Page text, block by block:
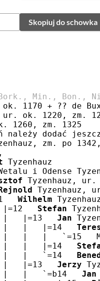
Skopiuj do schowka
Min., Bon.,
1170 + ?? de
ur. ok. 1220, zm.
1260, zm. 1325
dodać
zm. po
Tyzenhauz
i Odense
Tyzenhauz,
Tyzenhauz,
Wilhelm
Stefan
|=13 Jan
|   |=14
Marianna
|   |=14
|   `=14
|=13 Jerzy
|   `=b14 Jan